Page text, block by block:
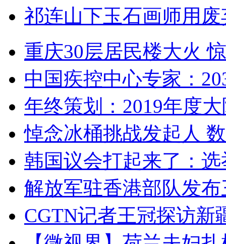
祁连山下玉石画师用
重庆30层居民楼大火
中国疾控中心专家：
年终策划：2019年度
悼念冰桶挑战发起人
韩国议会打起来了：
解放军驻香港部队发
CGTN记者王冠探访新